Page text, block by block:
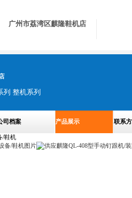
广州市荔湾区麒隆鞋机店
列 整机系列
司档案 产品展示 联系
/鞋机